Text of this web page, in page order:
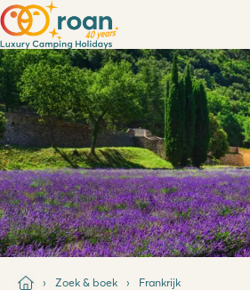
Zoek & boek Frankrijk